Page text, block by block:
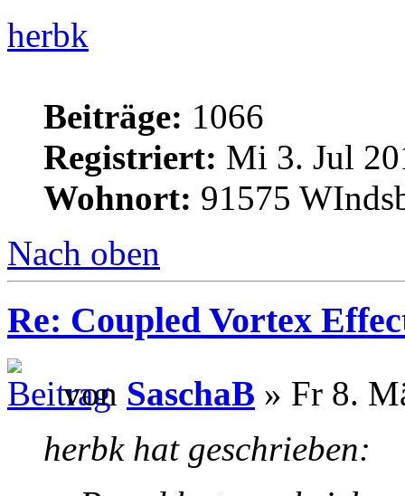
herbk
Beiträge: 1066
Registriert: Mi 3. Jul
Wohnort: 91575
Nach oben
Re: Coupled Vortex
von SaschaB » Fr 8.
herbk hat geschrieben: